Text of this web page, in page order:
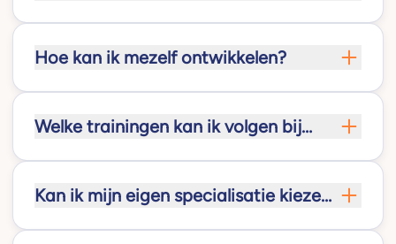
Hoe kan ik mezelf ontwikkelen?
Welke trainingen kan ik volgen bij
Kan ik mijn eigen specialisatie kiezen